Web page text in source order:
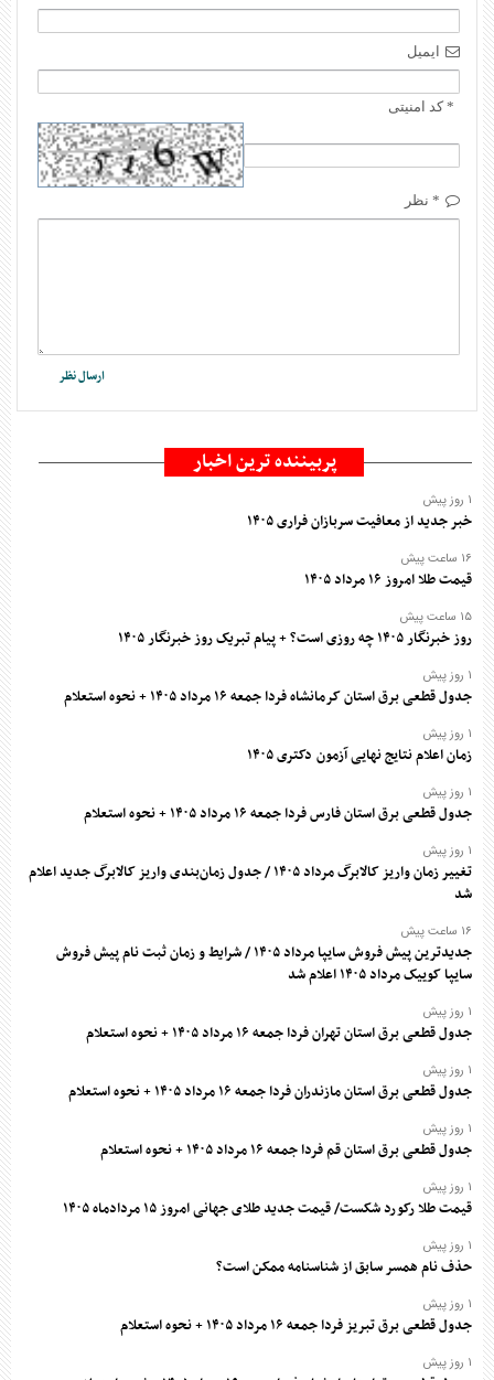
ایمیل
* کد امنیتی
* نظر
پربیننده ترین اخبار
۱ روز پیش
خبر جدید از معافیت سربازان فراری ۱۴۰۵
۱۶ ساعت پیش
قیمت طلا امروز ۱۶ مرداد ۱۴۰۵
۱۵ ساعت پیش
روز خبرنگار ۱۴۰۵ چه روزی است؟ + پیام تبریک روز خبرنگار ۱۴۰۵
۱ روز پیش
جدول قطعی برق استان کرمانشاه فردا جمعه ۱۶ مرداد ۱۴۰۵ + نحوه استعلام
۱ روز پیش
زمان اعلام نتایج نهایی آزمون دکتری ۱۴۰۵
۱ روز پیش
جدول قطعی برق استان فارس فردا جمعه ۱۶ مرداد ۱۴۰۵ + نحوه استعلام
۱ روز پیش
تغییر زمان واریز کالابرگ مرداد ۱۴۰۵ / جدول زمان‌بندی واریز کالابرگ جدید اعلام
شد
۱۶ ساعت پیش
جدیدترین پیش فروش سایپا مرداد ۱۴۰۵ / شرایط و زمان ثبت نام پیش فروش
سایپا کوییک مرداد ۱۴۰۵ اعلام شد
۱ روز پیش
جدول قطعی برق استان تهران فردا جمعه ۱۶ مرداد ۱۴۰۵ + نحوه استعلام
۱ روز پیش
جدول قطعی برق استان مازندران فردا جمعه ۱۶ مرداد ۱۴۰۵ + نحوه استعلام
۱ روز پیش
جدول قطعی برق استان قم فردا جمعه ۱۶ مرداد ۱۴۰۵ + نحوه استعلام
۱ روز پیش
قیمت طلا رکورد شکست/ قیمت جدید طلای جهانی امروز ۱۵ مردادماه ۱۴۰۵
۱ روز پیش
حذف نام همسر سابق از شناسنامه ممکن است؟
۱ روز پیش
جدول قطعی برق تبریز فردا جمعه ۱۶ مرداد ۱۴۰۵ + نحوه استعلام
۱ روز پیش